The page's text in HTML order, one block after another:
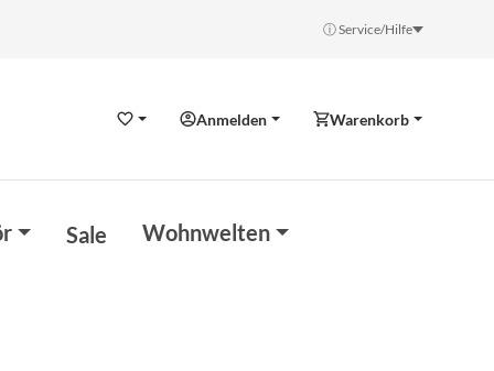
ⓘ Service/Hilfe
WunschzettelAnmelden Warenkorb
Sale Wohnwelten